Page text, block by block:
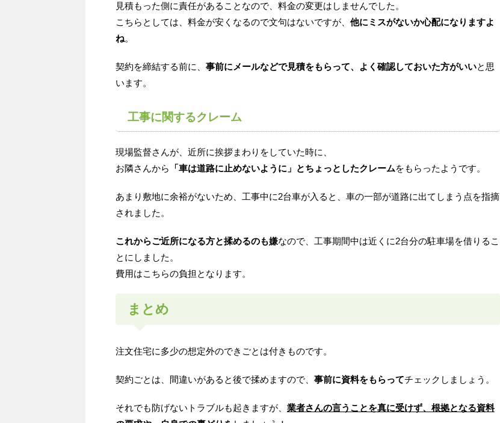
見積もった側に責任があることなので、料金の変更はしませんでした。
こちらとしては、料金が安くなるので文句はないですが、 他にミスがないか心配になりますよ
ね。
契約を締結する前に、 事前にメールなどで見積をもらって、よく確認しておいた方がいいと思
います。
工事に関するクレーム
現場監督さんが、近所に挨拶まわりをしていた時に、
お隣さんから
「車は道路に止めないように」とちょっとしたクレームをもらったようです。
あまり敷地に余裕がないため、工事中に2台車が入ると、車の一部が道路に出てしまう点を指摘
されました。
これからご近所になる方と揉めるのも嫌なので、工事期間中は近くに2台分の駐車場を借りるこ
とにしました。
費用はこちらの負担となります。
まとめ
注文住宅に多少の想定外のできごとは付きものです。
契約ごとは、間違いがあると後で揉めますので、 事前に資料をもらってチェックしましょう。
それでも防げないトラブルも起きますが、 業者さんの言うことを真に受けず、根拠となる資料